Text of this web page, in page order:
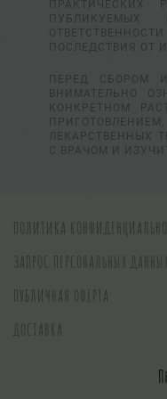
ПРАКТИЧЕСКИХ
ПОСЛЕДСТВИЯ ОТ
ПЕРЕД СБОРОМ
ВНИМАТЕЛЬНО
КОНКРЕТНОМ
ЛЕКАРСТВЕННЫХ
С ВРАЧОМ И
ПОЛИТИКА
ЗАПРОС ПЕРСОНАЛЬНЫХ ДАННЫХ
ПУБЛИЧНАЯ ОФЕРТА
ДОСТАВКА